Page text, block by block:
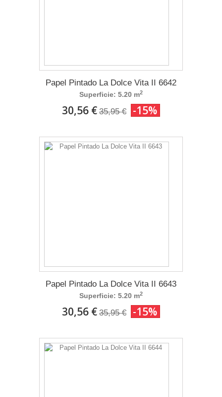
Papel Pintado La Dolce Vita II 6642
Superficie: 5.20 m2
30,56 € 35,95 € -15%
Papel Pintado La Dolce Vita II 6643
Superficie: 5.20 m2
30,56 € 35,95 € -15%